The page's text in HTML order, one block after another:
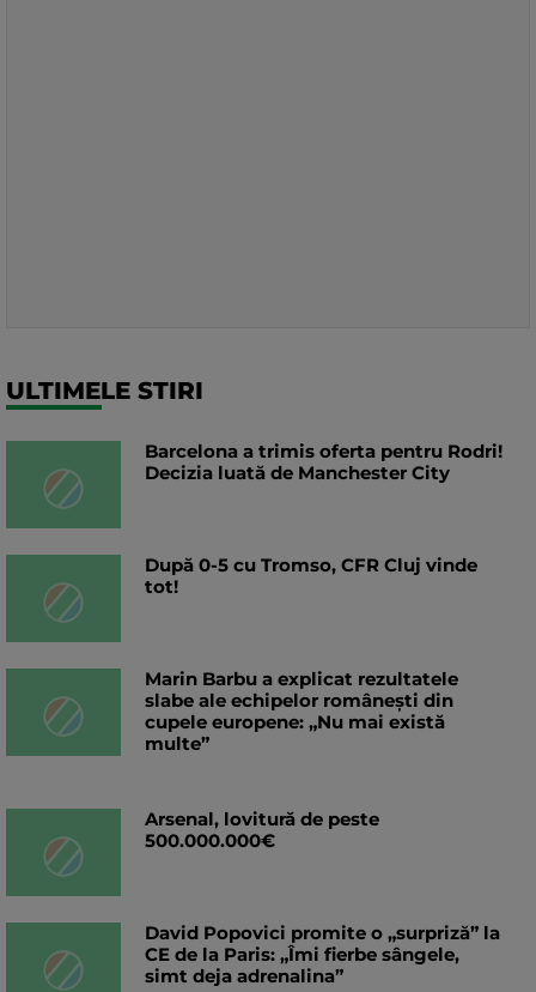
ULTIMELE STIRI
Barcelona a trimis oferta pentru Rodri!
Decizia luată de Manchester City
După 0-5 cu Tromso, CFR Cluj vinde
tot!
Marin Barbu a explicat rezultatele
slabe ale echipelor românești din
cupele europene: „Nu mai există
multe”
Arsenal, lovitură de peste
500.000.000€
David Popovici promite o „surpriză” la
CE de la Paris: „Îmi fierbe sângele,
simt deja adrenalina”